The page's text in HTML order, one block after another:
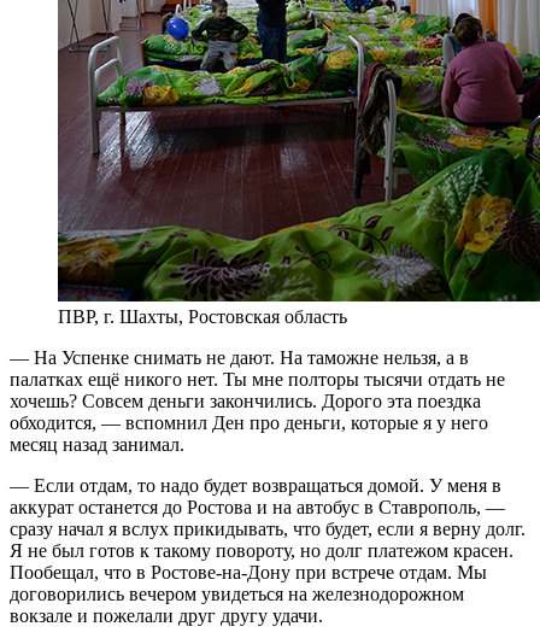
ПВР, г. Шахты, Ростовская область
— На Успенке снимать не дают. На таможне нельзя, а в
палатках ещё никого нет. Ты мне полторы тысячи отдать не
хочешь? Совсем деньги закончились. Дорого эта поездка
обходится, — вспомнил Ден про деньги, которые я у него
месяц назад занимал.
— Если отдам, то надо будет возвращаться домой. У меня в
аккурат останется до Ростова и на автобус в Ставрополь, —
сразу начал я вслух прикидывать, что будет, если я верну долг.
Я не был готов к такому повороту, но долг платежом красен.
Пообещал, что в Ростове-на-Дону при встрече отдам. Мы
договорились вечером увидеться на железнодорожном
вокзале и пожелали друг другу удачи.